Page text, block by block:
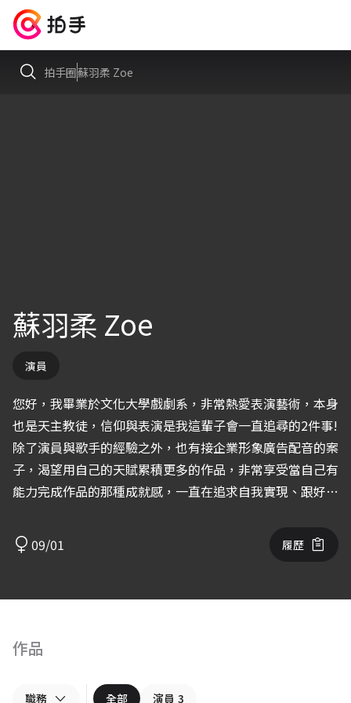
拍手圈蘇羽柔 Zoe
蘇羽柔 Zoe
演員
您好，我畢業於文化大學戲劇系，非常熱愛表演藝術，本身
也是天主教徒，信仰與表演是我這輩子會一直追尋的2件事!
除了演員與歌手的經驗之外，也有接企業形象廣告配音的案
子，渴望用自己的天賦累積更多的作品，非常享受當自己有
能力完成作品的那種成就感，一直在追求自我實現、跟好的
https://www.facebook.com/ZoeFansClub Youtube：
http://www.youtube.com/user/zoe770901
09/01 履歷
作品
職務 全部 演員 3